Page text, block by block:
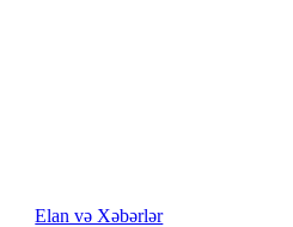
Elan və Xəbərlər